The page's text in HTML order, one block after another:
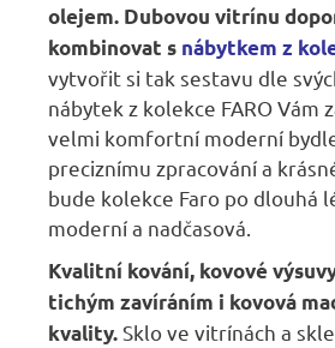
olejem. Dubovou vitrínu
kombinovat s nábytkem z
vytvořit si tak sestavu dle
nábytek z kolekce FARO Vám
velmi komfortní moderní
preciznímu zpracování a
bude kolekce Faro po dlouhá
moderní a nadčasová.
Kvalitní kování, kovové
tichým zavíráním i kovová
kvality. Sklo ve vitrínách a